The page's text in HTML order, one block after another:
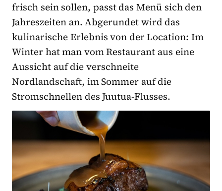
frisch sein sollen, passt das Menü sich den
Jahreszeiten an. Abgerundet wird das
kulinarische Erlebnis von der Location: Im
Winter hat man vom Restaurant aus eine
Aussicht auf die verschneite
Nordlandschaft, im Sommer auf die
Stromschnellen des Juutua-Flusses.